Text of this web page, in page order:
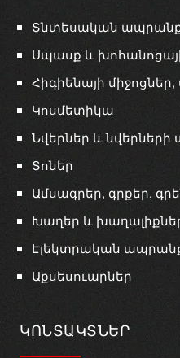
Տնտեսական
Սպասք և
Հիգիենայի
Կոսմետիկա
Նվերներ և
Տոներ
Ամսագրեր, գրքեր,
Խաղեր և
Էլեկտրական
Աքսեսուարներ
ԿՈՆՏԱԿՏՆԵՐ